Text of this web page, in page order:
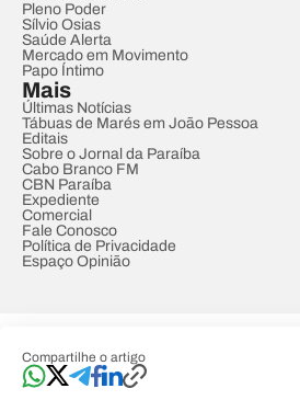
Compartilhe o artigo
Pleno Poder
Sílvio Osias
Saúde Alerta
Mercado em Movimento
Papo Íntimo
Mais
Últimas Notícias
Tábuas de Marés em João Pessoa
Editais
Sobre o Jornal da Paraíba
Cabo Branco FM
CBN Paraíba
Expediente
Comercial
Fale Conosco
Política de Privacidade
Espaço Opinião
Developed by Designed by